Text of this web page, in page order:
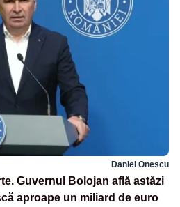
Daniel Onescu
Guvernul Bolojan află astăzi
aproape un miliard de euro